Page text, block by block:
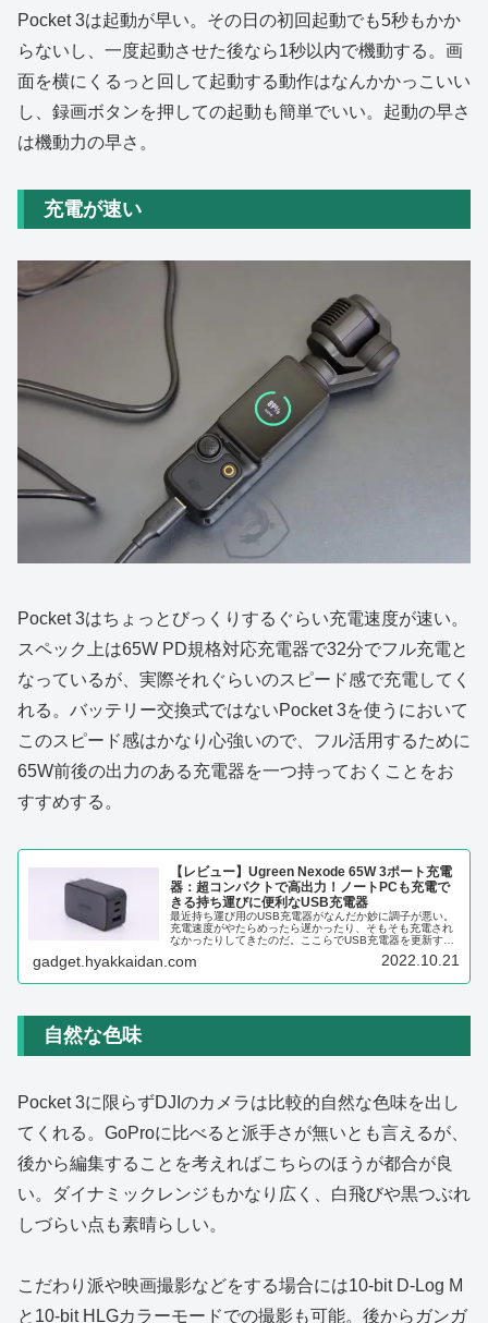
Pocket 3は起動が早い。その日の初回起動でも5秒もかか
らないし、一度起動させた後なら1秒以内で機動する。画
面を横にくるっと回して起動する動作はなんかかっこいい
し、録画ボタンを押しての起動も簡単でいい。起動の早さ
は機動力の早さ。
充電が速い
Pocket 3はちょっとびっくりするぐらい充電速度が速い。
スペック上は65W PD規格対応充電器で32分でフル充電と
なっているが、実際それぐらいのスピード感で充電してく
れる。バッテリー交換式ではないPocket 3を使うにおいて
このスピード感はかなり心強いので、フル活用するために
65W前後の出力のある充電器を一つ持っておくことをお
すすめする。
【レビュー】Ugreen Nexode 65W 3ポート充電
器：超コンパクトで高出力！ノートPCも充電で
きる持ち運びに便利なUSB充電器
最近持ち運び用のUSB充電器がなんだか妙に調子が悪い。
充電速度がやたらめったら遅かったり、そもそも充電され
なかったりしてきたのだ。ここらでUSB充電器を更新する
れ。Ugreen Nexode...
gadget.hyakkaidan.com 2022.10.21
自然な色味
Pocket 3に限らずDJIのカメラは比較的自然な色味を出し
てくれる。GoProに比べると派手さが無いとも言えるが、
後から編集することを考えればこちらのほうが都合が良
い。ダイナミックレンジもかなり広く、白飛びや黒つぶれ
しづらい点も素晴らしい。
こだわり派や映画撮影などをする場合には10-bit D-Log M
と10-bit HLGカラーモードでの撮影も可能。後からガンガ